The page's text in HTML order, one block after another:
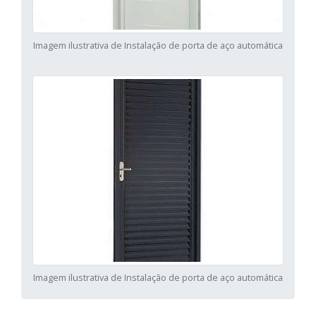
Imagem ilustrativa de Instalação de porta de aço automática
Imagem ilustrativa de Instalação de porta de aço automática